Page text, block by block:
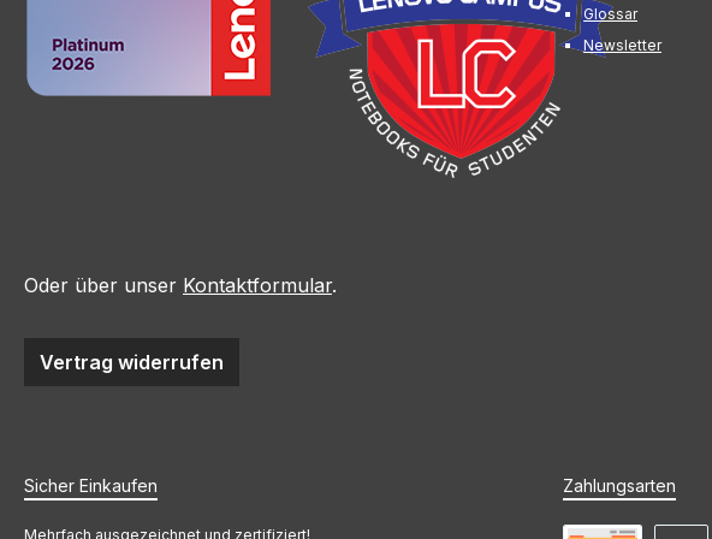
Oder über unser Kontaktformular.
Vertrag widerrufen
Glossar
Newsletter
Sicher Einkaufen
Mehrfach ausgezeichnet und zertifiziert!
Zahlungsarten